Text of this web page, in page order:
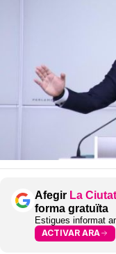
Afegir La Ciutat
forma gratuïta
Estigues informat
ACTIVAR ARA